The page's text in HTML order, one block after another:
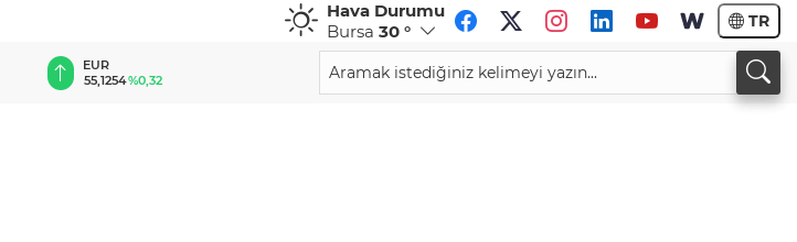
Hava Durumu
Bursa 30 ° TR
GBP
64,3468%0,38
CHF
59,0083%0,82
34,1883